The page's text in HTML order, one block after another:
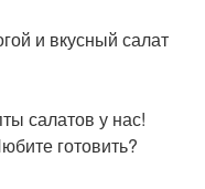
и вкусный салат
салатов у нас!
готовить?